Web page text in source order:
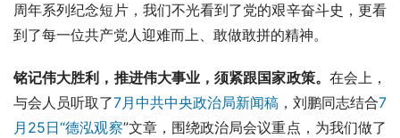
周年系列纪念短片，我们不光看到了党的艰辛奋斗史，更看
到了每一位共产党人迎难而上、敢做敢拼的精神。
铭记伟大胜利，推进伟大事业，须紧跟国家政策。 在会上，
与会人员听取了7月中共中央政治局新闻稿 ，刘鹏同志结合7
月25日“德泓观察”文章，围绕政治局会议重点，为我们做了